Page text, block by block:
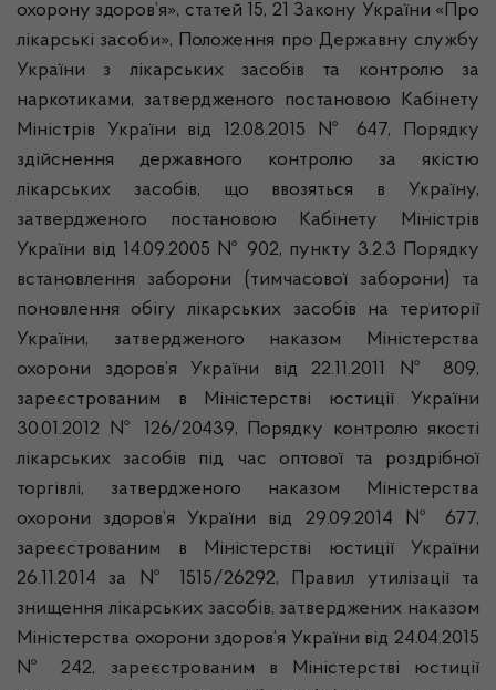
охорону здоров’я», статей 15, 21 Закону України «Про
лікарські засоби», Положення про Державну службу
України з лікарських засобів та контролю за
наркотиками, затвердженого постановою Кабінету
Міністрів України від 12.08.2015 № 647, Порядку
здійснення державного контролю за якістю
лікарських засобів, що ввозяться в Україну,
затвердженого постановою Кабінету Міністрів
України від 14.09.2005 № 902, пункту 3.2.3 Порядку
встановлення заборони (тимчасової заборони) та
поновлення обігу лікарських засобів на території
України, затвердженого наказом Міністерства
охорони здоров’я України від 22.11.2011 № 809,
зареєстрованим в Міністерстві юстиції України
30.01.2012 № 126/20439, Порядку контролю якості
лікарських засобів під час оптової та роздрібної
торгівлі, затвердженого наказом Міністерства
охорони здоров’я України від 29.09.2014 № 677,
зареєстрованим в Міністерстві юстиції України
26.11.2014 за № 1515/26292, Правил утилізації та
знищення лікарських засобів, затверджених наказом
Міністерства охорони здоров’я України від 24.04.2015
№ 242, зареєстрованим в Міністерстві юстиції